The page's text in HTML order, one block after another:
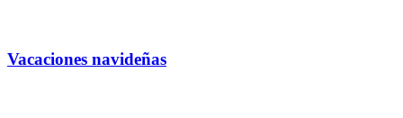
Vacaciones navideñas